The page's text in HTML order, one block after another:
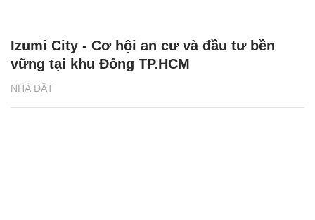
NHÀ ĐẤT
Izumi City - Cơ hội an cư và đầu tư bền
vững tại khu Đông TP.HCM